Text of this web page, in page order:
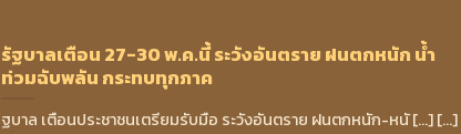
รัฐบาลเตือน 27-30 พ.ค.นี้ ระวังอันตราย ฝนตกหนัก น้ำ
ท่วมฉับพลัน กระทบทุกภาค
ฐบาล เตือนประชาชนเตรียมรับมือ ระวังอันตราย ฝนตกหนัก-หนั [...] [...]